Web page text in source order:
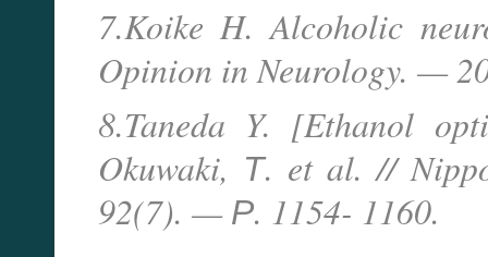
7.Koike H. Alcoholic
Opinion in Neurology. —
8.Taneda Y. [Ethanol
Okuwaki, Т. et al. //
92(7). — Р. 1154- 1160.